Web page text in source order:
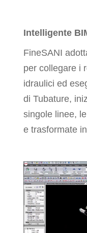
Intelligente
FineSANI
per collegare i
idraulici ed
di Tubature,
singole linee,
e trasformate